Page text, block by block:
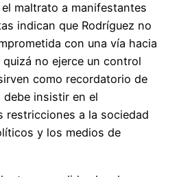
maltrato a manifestantes
indican que Rodríguez no
con una vía hacia
no ejerce un control
como recordatorio de
insistir en el
restricciones a la sociedad
y los medios de